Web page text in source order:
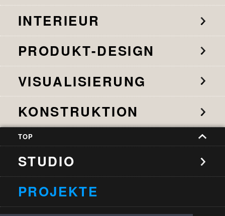
INTERIEUR
PRODUKT-DESIGN
VISUALISIERUNG
KONSTRUKTION
TOP
STUDIO
PROJEKTE